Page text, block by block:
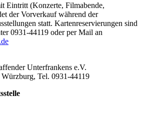
Eintritt (Konzerte, Filmabende,
der Vorverkauf während der
statt. Kartenreservierungen sind
0931-44119 oder per Mail an
Unterfrankens e.V.
Tel. 0931-44119